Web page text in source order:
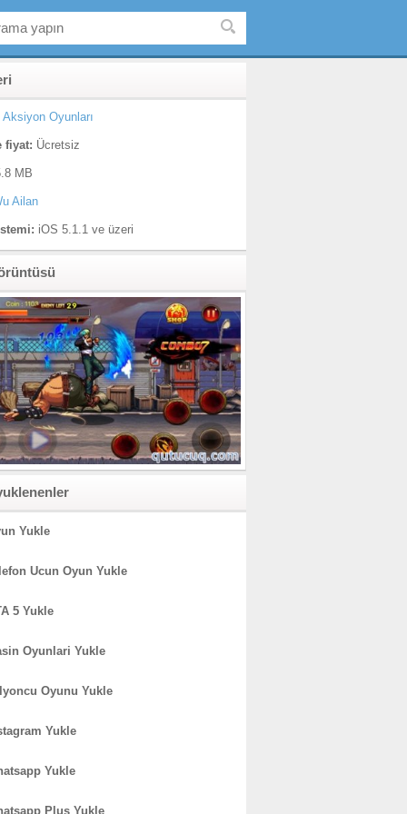
Aksiyon Oyunları
fiyat: Ücretsiz
MB
Ailan
iOS 5.1.1 ve üzeri
Yukle
Ucun Oyun Yukle
5 Yukle
Oyunlari Yukle
Oyunu Yukle
Yukle
Yukle
Plus Yukle